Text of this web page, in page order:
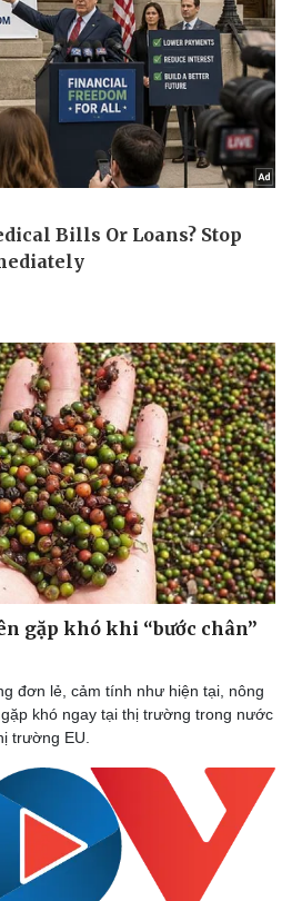
Giải trí
Nghệ sĩ
Thời trang
Sao Việt
Podcast
Câu chuyện thời sự
Đọc truyện đêm khuya
Cửa sổ tình yêu
gặp khó khi “bước chân”
đơn lẻ, cảm tính như hiện tại, nông
khó ngay tại thị trường trong nước
trường EU.